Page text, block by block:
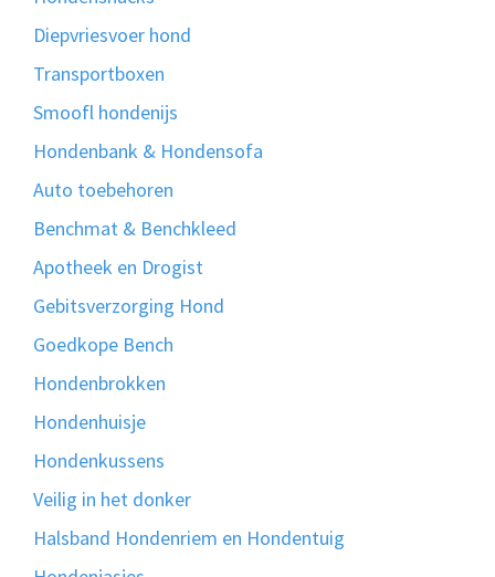
Diepvriesvoer hond
Transportboxen
Smoofl hondenijs
Hondenbank & Hondensofa
Auto toebehoren
Benchmat & Benchkleed
Apotheek en Drogist
Gebitsverzorging Hond
Goedkope Bench
Hondenbrokken
Hondenhuisje
Hondenkussens
Veilig in het donker
Halsband Hondenriem en Hondentuig